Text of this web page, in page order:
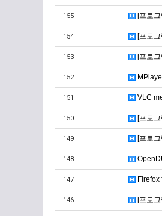
155 [프로
154 [프로
153 [프로
152
151 VLC
150 [프로
149 [프로
148
147 Firefox
146 [프로